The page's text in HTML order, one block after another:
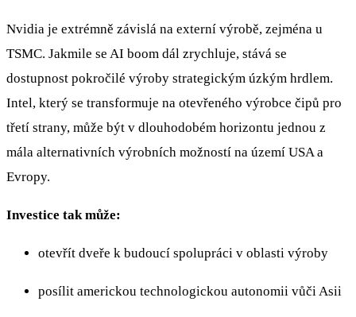
Nvidia je extrémně závislá na externí výrobě, zejména u
TSMC. Jakmile se AI boom dál zrychluje, stává se
dostupnost pokročilé výroby strategickým úzkým hrdlem.
Intel, který se transformuje na otevřeného výrobce čipů pro
třetí strany, může být v dlouhodobém horizontu jednou z
mála alternativních výrobních možností na území USA a
Evropy.
Investice tak může:
otevřít dveře k budoucí spolupráci v oblasti výroby
posílit americkou technologickou autonomii vůči Asii